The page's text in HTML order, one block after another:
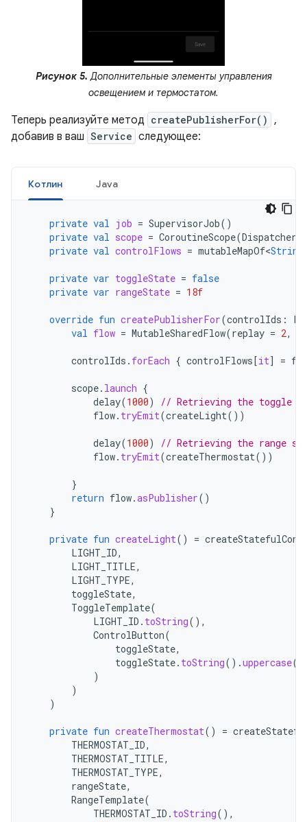
Рисунок 5. Дополнительные элементы управления
освещением и термостатом.
Теперь реализуйте метод createPublisherFor()
,
добавив в ваш Service следующее:
Котлин Java
private val job = SupervisorJob()
private val scope = CoroutineScope(Dispatchers
private val controlFlows = mutableMapOf<String
private var toggleState = false
private var rangeState = 18f
override fun createPublisherFor(controlIds :
val flow = MutableSharedFlow(replay = 2,
controlIds . forEach { controlFlows[it] =
scope. launch {
delay(1000)
// Retrieving the toggle
flow. tryEmit(createLight())
delay(1000)
// Retrieving the range
flow. tryEmit(createThermostat())
}
return flow.asPublisher()
}
private fun createLight() =
LIGHT_ID,
LIGHT_TITLE,
LIGHT_TYPE,
toggleState,
ToggleTemplate(
LIGHT_ID . toString(),
ControlButton(
toggleState,
toggleState. toString().uppercase(
)
)
)
private fun createThermostat() =
THERMOSTAT_ID,
THERMOSTAT_TITLE,
THERMOSTAT_TYPE,
rangeState,
RangeTemplate(
THERMOSTAT_ID . toString(),